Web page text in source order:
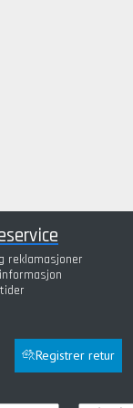
reklamasjoner
Registrer retur